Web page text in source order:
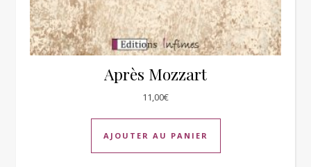
Après Mozzart
11,00€
AJOUTER AU PANIER